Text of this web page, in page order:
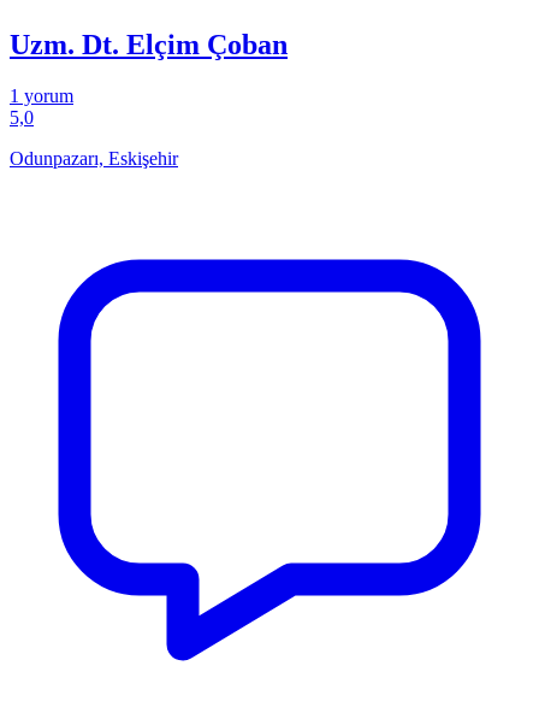
Uzm. Dt. Elçim Çoban
1 yorum
5,0
Odunpazarı, Eskişehir